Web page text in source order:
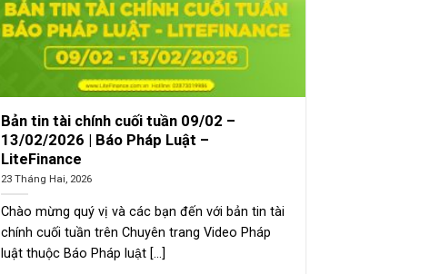
Bản tin tài chính cuối tuần 09/02 –
13/02/2026 | Báo Pháp Luật –
LiteFinance
23 Tháng Hai, 2026
Chào mừng quý vị và các bạn đến với bản tin tài
chính cuối tuần trên Chuyên trang Video Pháp
luật thuộc Báo Pháp luật [...]